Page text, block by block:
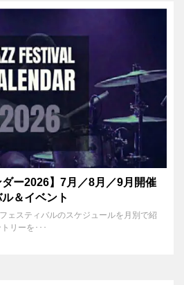
ダー2026】7月／8月／9月開催
＆イベント
ェスティバルのスケジュールを月別で紹
リーを･･･